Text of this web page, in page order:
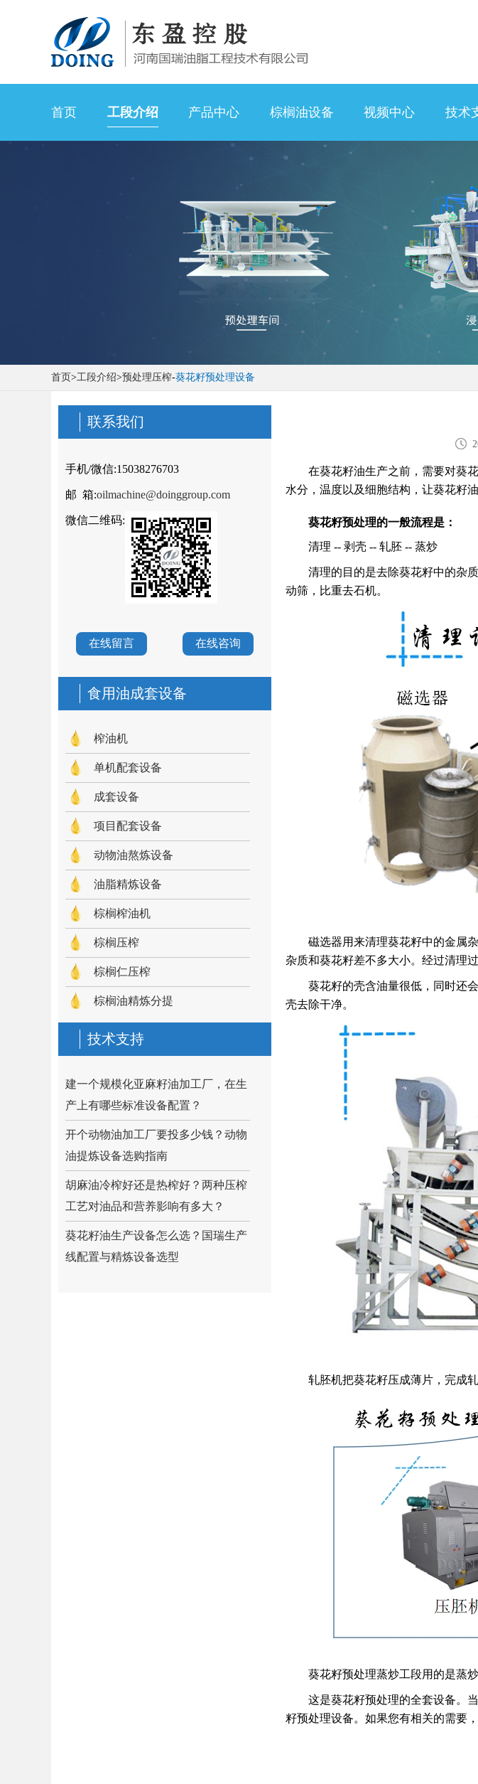
首页 工段介绍 产品中心 棕榈油设备 视频中心 技术
首页>工段介绍>预处理压榨-葵花籽预处理设备
联系我们
手机/微信:15038276703
邮 箱:oilmachine@doinggroup.com
微信二维码:
在线留言 在线咨询
食用油成套设备
榨油机
单机配套设备
成套设备
项目配套设备
动物油熬炼设备
油脂精炼设备
棕榈榨油机
棕榈压榨
棕榈仁压榨
棕榈油精炼分提
技术支持
建一个规模化亚麻籽油加工厂，在生
产上有哪些标准设备配置？
开个动物油加工厂要投多少钱？动物
油提炼设备选购指南
胡麻油冷榨好还是热榨好？两种压榨
工艺对油品和营养影响有多大？
葵花籽油生产设备怎么选？国瑞生产
线配置与精炼设备选型
在葵花籽油生产之前，需要对葵
水分，温度以及细胞结构，让葵花籽
葵花籽预处理的一般流程是：
清理 -- 剥壳 -- 轧胚 -- 蒸炒
清理的目的是去除葵花籽中的杂
动筛，比重去石机。
磁选器用来清理葵花籽中的金属
杂质和葵花籽差不多大小。经过清理
葵花籽的壳含油量很低，同时还
壳去除干净。
轧胚机把葵花籽压成薄片，完成
葵花籽预处理蒸炒工段用的是蒸
这是葵花籽预处理的全套设备。
籽预处理设备。如果您有相关的需要